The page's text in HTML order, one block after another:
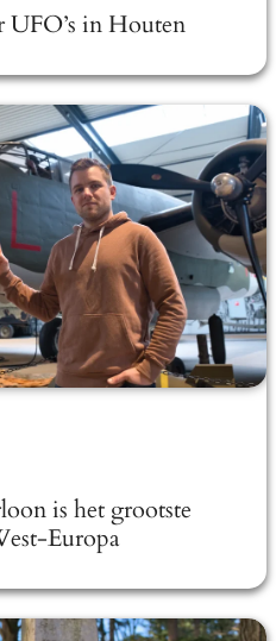
UFO’s in Houten
is het grootste
Europa